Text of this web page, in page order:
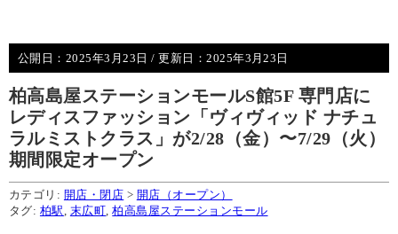
公開日： 2025年3月23日 / 更新日：2025年3月23日
柏高島屋ステーションモールS館5F 専門店に
レディスファッション「ヴィヴィッド ナチュ
ラルミストクラス」が2/28（金）〜7/29（火）
期間限定オープン
カテゴリ: 開店・閉店 > 開店（オープン）
タグ: 柏駅 末広町 ,柏高島屋ステーションモール